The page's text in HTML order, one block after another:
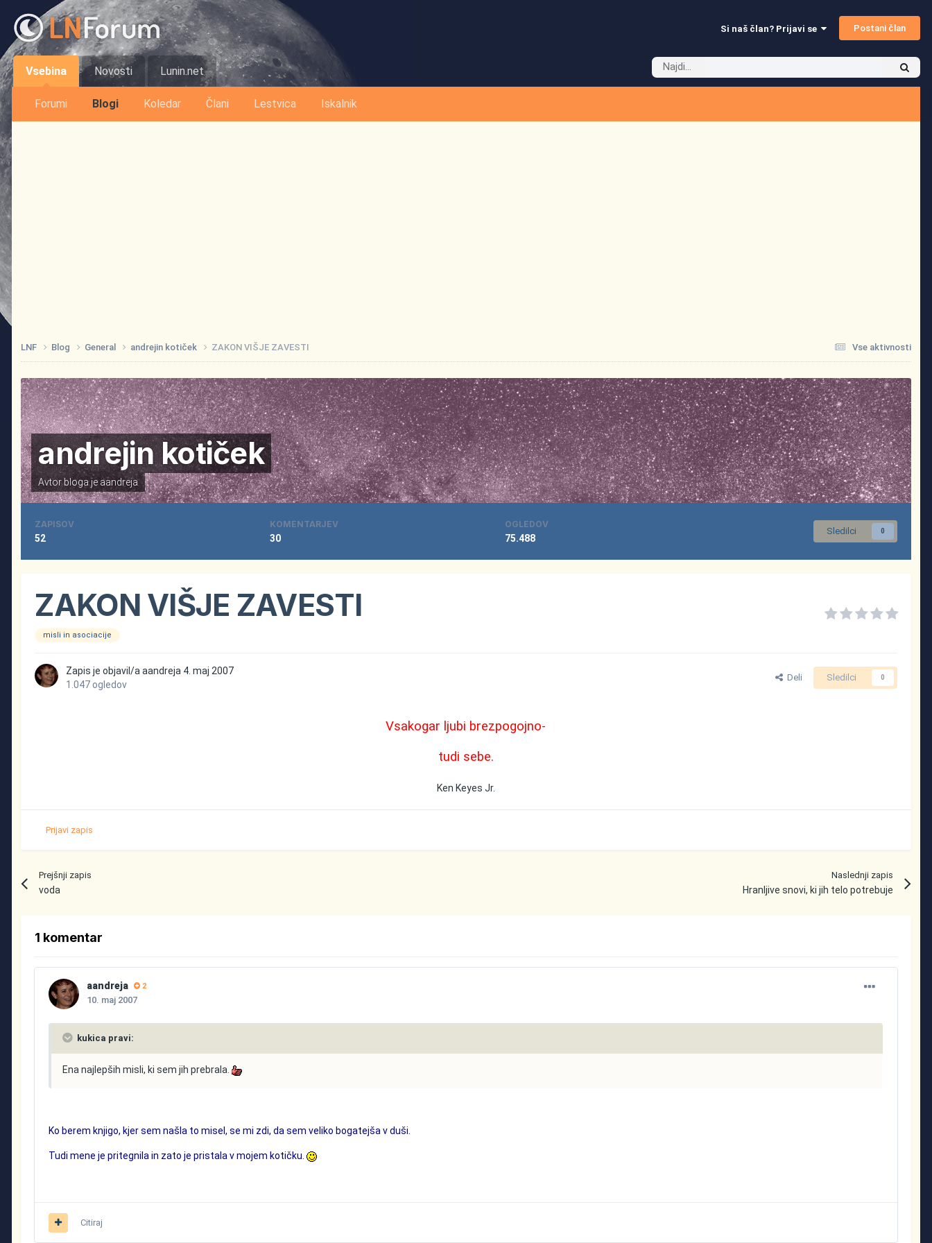
Si naš član? Prijavi se Postani član
Vsebina
Forumi Blogi Koledar Člani Lestvica Iskalnik
Novosti Lunin.net
Vse aktivnosti
LNF Blog General andrejin kotiček ZAKON VIŠJE ZAVESTI
andrejin kotiček
Avtor bloga jeaandreja
Sledilci 0
ZAPISOV
52
KOMENTARJEV
30
OGLEDOV
75.488
ZAKON VIŠJE ZAVESTI
misli in asociacije
Zapis je objavil/aaandreja 4. maj 2007
1.047 ogledov
Deli Sledilci 0
Vsakogar ljubi brezpogojno-
tudi sebe.
Ken Keyes Jr.
Prijavi zapis
Prejšnji zapis
voda
Naslednji zapis
Hranljive snovi, ki jih telo potrebuje
1 komentar
aandreja 2
10. maj 2007
kukica pravi:
Ena najlepših misli, ki sem jih prebrala.
Ko berem knjigo, kjer sem našla to misel, se mi zdi, da sem veliko bogatejša v duši.
Tudi mene je pritegnila in zato je pristala v mojem kotičku.
Citiraj